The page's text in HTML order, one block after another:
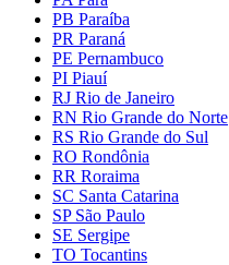
PB Paraíba
PR Paraná
PE Pernambuco
PI Piauí
RJ Rio de Janeiro
RN Rio Grande do Norte
RS Rio Grande do Sul
RO Rondônia
RR Roraima
SC Santa Catarina
SP São Paulo
SE Sergipe
TO Tocantins